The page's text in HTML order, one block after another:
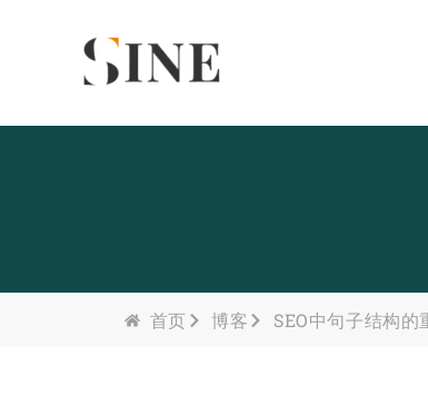
首页 博客 SEO中句子结构的